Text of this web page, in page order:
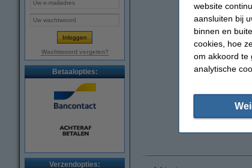
Wachtwoord vergeten?
Betaalopties:
Verzendopties:
website
aansluiten bij
binnen en
cookies, hoe
om akkoord te
analytische